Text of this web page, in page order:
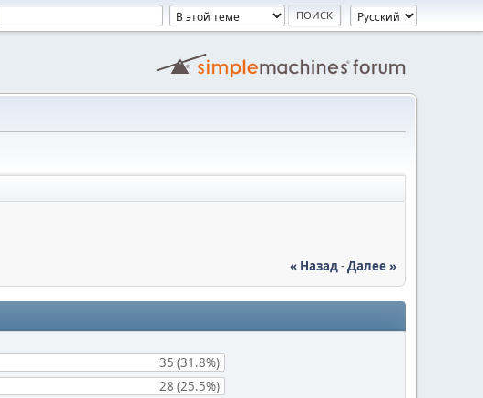
« Назад-Далее »
35 (31.8%)
28 (25.5%)